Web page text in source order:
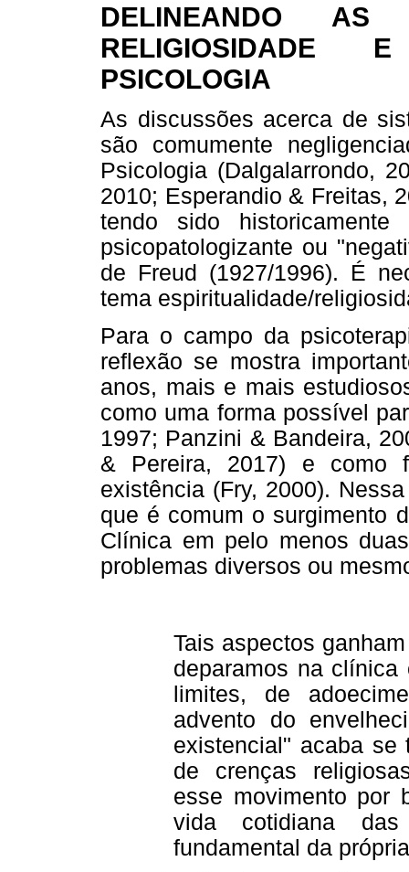
DELINEANDO
RELIGIOSIDADE
PSICOLOGIA
As discussões acerca de
são comumente
Psicologia (Dalgalarrondo,
2010; Esperandio & Freitas,
tendo sido
psicopatologizante ou
de Freud (1927/1996). É
tema espiritualidade/
Para o campo da
reflexão se mostra
anos, mais e mais
como uma forma possível
1997; Panzini & Bandeira,
& Pereira, 2017) e como
existência (Fry, 2000).
que é comum o surgimento
Clínica em pelo menos
problemas diversos ou
Tais aspectos
deparamos na clínica
limites, de
advento do
existencial" acaba se
de crenças
esse movimento por
vida cotidiana
fundamental da